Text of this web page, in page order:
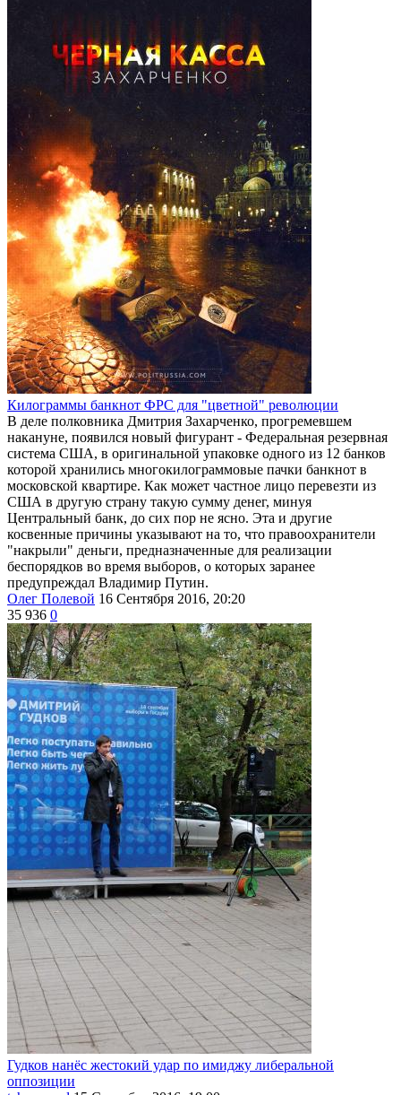
Килограммы банкнот ФРС для "цветной" революции
В деле полковника Дмитрия Захарченко, прогремевшем
накануне, появился новый фигурант - Федеральная резервная
система США, в оригинальной упаковке одного из 12 банков
которой хранились многокилограммовые пачки банкнот в
московской квартире. Как может частное лицо перевезти из
США в другую страну такую сумму денег, минуя
Центральный банк, до сих пор не ясно. Эта и другие
косвенные причины указывают на то, что правоохранители
"накрыли" деньги, предназначенные для реализации
беспорядков во время выборов, о которых заранее
предупреждал Владимир Путин.
Олег Полевой 16 Сентября 2016, 20:20
35 936 0
Гудков нанёс жестокий удар по имиджу либеральной
оппозиции